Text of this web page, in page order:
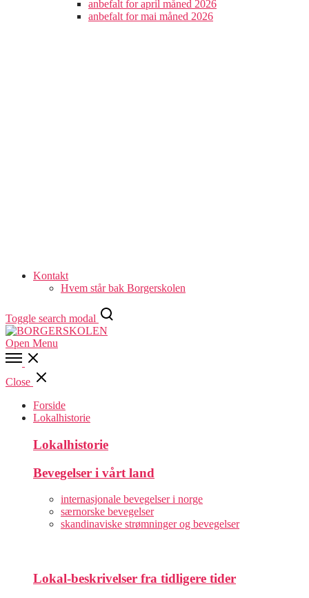
anbefalt for april måned 2026
anbefalt for mai måned 2026
Kontakt
Hvem står bak Borgerskolen
Toggle search modal
Open Menu
Close
Forside
Lokalhistorie
Lokalhistorie
Bevegelser i vårt land
internasjonale bevegelser i norge
særnorske bevegelser
skandinaviske strømninger og bevegelser
Lokal-beskrivelser fra tidligere tider